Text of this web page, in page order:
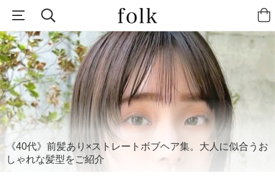
《40代》前髪あり×ストレートボブヘア集。大人に似合うお
しゃれな髪型をご紹介